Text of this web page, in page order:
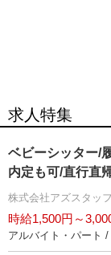
求人特集
ベビーシッター/
内定も可/直行直
株式会社アズスタッ
時給1,500円～
アルバイト・パート